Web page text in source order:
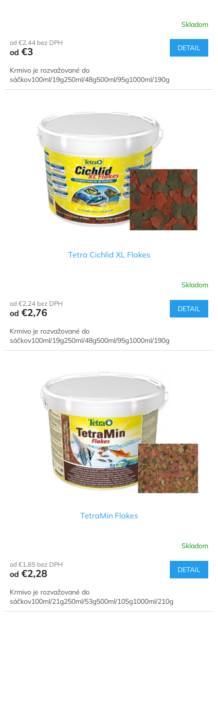
Skladom
od €2,44 bez DPH
od €3 DETAIL
Krmivo je rozvažované do
sáčkov100ml/19g250ml/48g500ml/95g1000ml/190g
Tetra Cichlid XL Flakes
Skladom
od €2,24 bez DPH
od €2,76 DETAIL
Krmivo je rozvažované do
sáčkov100ml/19g250ml/48g500ml/95g1000ml/190g
TetraMin Flakes
Skladom
od €1,85 bez DPH
od €2,28 DETAIL
Krmivo je rozvažované do
sáčkov100ml/21g250ml/53g500ml/105g1000ml/210g